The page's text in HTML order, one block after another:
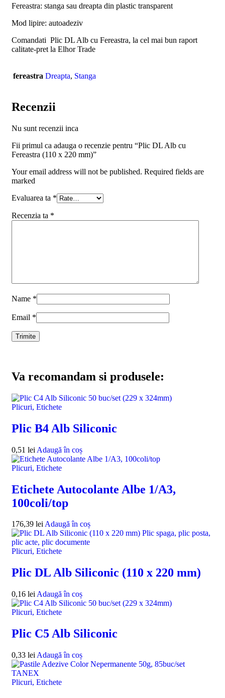
Fereastra: stanga sau dreapta din plastic transparent
Mod lipire: autoadeziv
Comandati Plic DL Alb cu Fereastra, la cel mai bun raport
calitate-pret la Elhor Trade
fereastra Dreapta, Stanga
Recenzii
Nu sunt recenzii inca
Fii primul ca adauga o recenzie pentru “Plic DL Alb cu
Fereastra (110 x 220 mm)”
Your email address will not be published. Required fields are
marked
Evaluarea ta *
Recenzia ta *
Name *
Email *
Va recomandam si produsele:
Plicuri, Etichete
Plic B4 Alb Siliconic
0,51 lei Adaugă în coș
Plicuri, Etichete
Etichete Autocolante Albe 1/A3,
100coli/top
176,39 leiAdaugă în coș
Plicuri, Etichete
Plic DL Alb Siliconic (110 x 220 mm)
0,16 lei Adaugă în coș
Plicuri, Etichete
Plic C5 Alb Siliconic
0,33 lei Adaugă în coș
Plicuri, Etichete